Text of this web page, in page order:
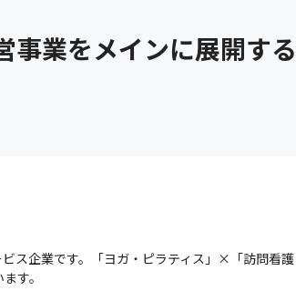
事業をメインに展開す
ス企業です。「ヨガ・ピラティス」×「訪問看
す。